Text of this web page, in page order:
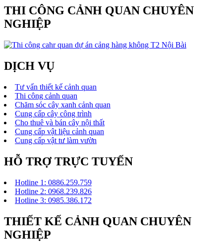
THI CÔNG CẢNH QUAN CHUYÊN
NGHIỆP
DỊCH VỤ
Tư vấn thiết kế cảnh quan
Thi công cảnh quan
Chăm sóc cây xanh cảnh quan
Cung cấp cây công trình
Cho thuê và bán cây nội thất
Cung cấp vật liệu cảnh quan
Cung cấp vật tư làm vườn
HỖ TRỢ TRỰC TUYẾN
Hotline 1: 0886.259.759
Hotline 2: 0968.239.826
Hotline 3: 0985.386.172
THIẾT KẾ CẢNH QUAN CHUYÊN
NGHIỆP